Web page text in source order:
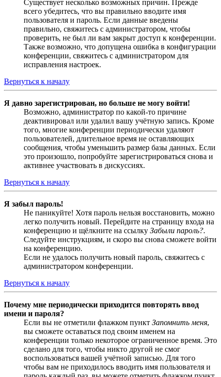
Существует несколько возможных причин. Прежде
всего убедитесь, что вы правильно вводите имя
пользователя и пароль. Если данные введены
правильно, свяжитесь с администратором, чтобы
проверить, не был ли вам закрыт доступ к конференции.
Также возможно, что допущена ошибка в конфигурации
конференции, свяжитесь с администратором для
исправления настроек.
Вернуться к началу
Я давно зарегистрирован, но больше не могу войти!
Возможно, администратор по какой-то причине
деактивировал или удалил вашу учётную запись. Кроме
того, многие конференции периодически удаляют
пользователей, длительное время не оставляющих
сообщения, чтобы уменьшить размер базы данных. Если
это произошло, попробуйте зарегистрироваться снова и
активнее участвовать в дискуссиях.
Вернуться к началу
Я забыл пароль!
Не паникуйте! Хотя пароль нельзя восстановить, можно
легко получить новый. Перейдите на страницу входа на
конференцию и щёлкните на ссылку Забыли пароль?.
Следуйте инструкциям, и скоро вы снова сможете войти
на конференцию.
Если не удалось получить новый пароль, свяжитесь с
администратором конференции.
Вернуться к началу
Почему мне периодически приходится повторять ввод
имени и пароля?
Если вы не отметили флажком пункт Запомнить меня,
вы сможете оставаться под своим именем на
конференции только некоторое ограниченное время. Это
сделано для того, чтобы никто другой не смог
воспользоваться вашей учётной записью. Для того
чтобы вам не приходилось вводить имя пользователя и